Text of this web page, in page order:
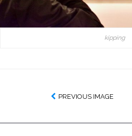
kipping
PREVIOUS IMAGE